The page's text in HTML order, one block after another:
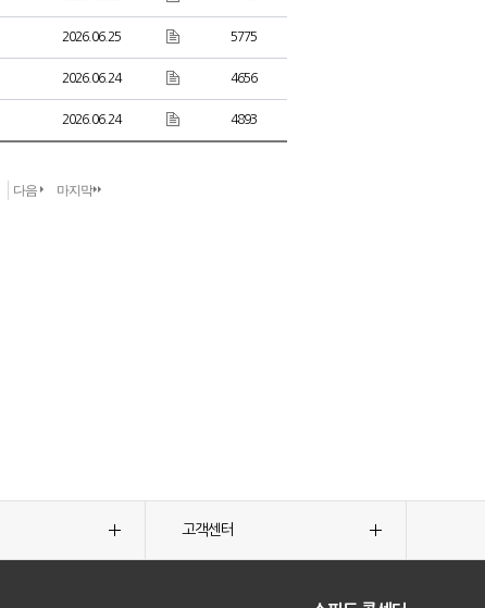
2026.06.25 5775
2026.06.24 4656
2026.06.24 4893
다음 마지막
고객센터